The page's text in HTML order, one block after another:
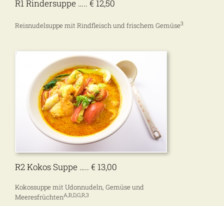
R1 Rindersuppe ….. € 12,50
Reisnudelsuppe mit Rindfleisch und frischem Gemüse3
R2 Kokos Suppe ….. € 13,00
Kokossuppe mit Udonnudeln, Gemüse und
MeeresfrüchtenA,B,D,G,R,3